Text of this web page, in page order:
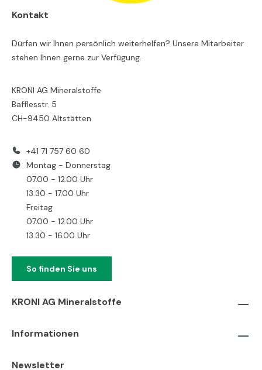
Kontakt
Dürfen wir Ihnen persönlich weiterhelfen? Unsere Mitarbeiter
stehen Ihnen gerne zur Verfügung.
KRONI AG Mineralstoffe
Bafflesstr. 5
CH-9450 Altstätten
+41 71 757 60 60
Montag - Donnerstag
07.00 - 12.00 Uhr
13.30 - 17.00 Uhr
Freitag
07.00 - 12.00 Uhr
13.30 - 16.00 Uhr
So finden Sie uns
KRONI AG Mineralstoffe
Informationen
Newsletter